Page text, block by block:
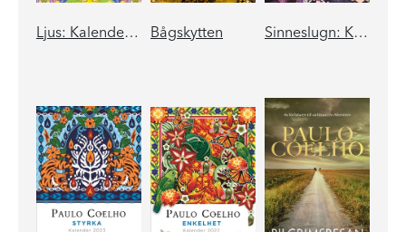
Ljus: Kalender 2026 Bågskytten Sinneslugn: Kalender 2024